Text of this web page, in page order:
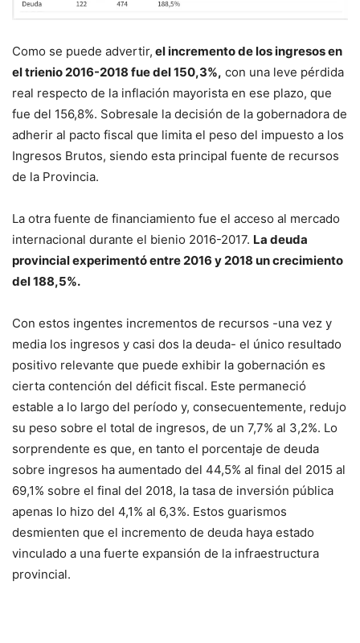
Como se puede advertir, el incremento de los ingresos en
el trienio 2016-2018 fue del 150,3%, con una leve pérdida
real respecto de la inflación mayorista en ese plazo, que
fue del 156,8%. Sobresale la decisión de la gobernadora de
adherir al pacto fiscal que limita el peso del impuesto a los
Ingresos Brutos, siendo esta principal fuente de recursos
de la Provincia.
La otra fuente de financiamiento fue el acceso al mercado
internacional durante el bienio 2016-2017. La deuda
provincial experimentó entre 2016 y 2018 un crecimiento
del 188,5%.
Con estos ingentes incrementos de recursos -una vez y
media los ingresos y casi dos la deuda- el único resultado
positivo relevante que puede exhibir la gobernación es
cierta contención del déficit fiscal. Este permaneció
estable a lo largo del período y, consecuentemente, redujo
su peso sobre el total de ingresos, de un 7,7% al 3,2%. Lo
sorprendente es que, en tanto el porcentaje de deuda
sobre ingresos ha aumentado del 44,5% al final del 2015 al
69,1% sobre el final del 2018, la tasa de inversión pública
apenas lo hizo del 4,1% al 6,3%. Estos guarismos
desmienten que el incremento de deuda haya estado
vinculado a una fuerte expansión de la infraestructura
provincial.